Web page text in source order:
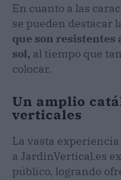
En cuanto a las
se pueden destacar
que son resistentes
sol, al tiempo que
colocar.
Un amplio
verticales
La vasta
a JardinVertical.es
público, logrando